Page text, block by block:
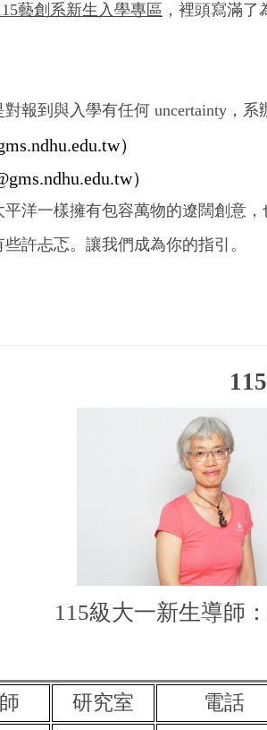
藝創系新生入學專區 ，裡頭寫滿了
報到與入學有任何 uncertainty，
）
）
洋一樣擁有包容萬物的遼闊創意
許忐忑。讓我們成為你的指引。
115級大一新生導師
研究室 電話